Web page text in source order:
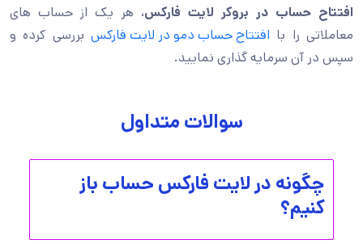
افتتاح حساب در بروکر لایت فارکس، هر یک از حساب های
معاملاتی را با افتتاح حساب دمو در لایت فارکس بررسی کرده و
سپس در آن سرمایه گذاری نمایید.
سوالات متداول
چگونه در لایت فارکس حساب باز
کنیم؟